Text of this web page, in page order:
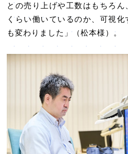
との売り上げや工数はもちろ
くらい働いているのか、可視
も変わりました」（松本様）。